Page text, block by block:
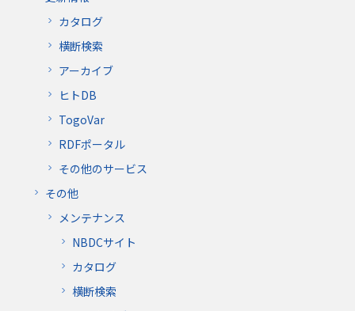
カタログ
横断検索
アーカイブ
ヒトDB
TogoVar
RDFポータル
その他のサービス
その他
メンテナンス
NBDCサイト
カタログ
横断検索